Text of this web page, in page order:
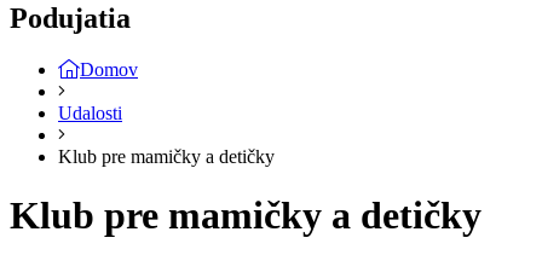
Podujatia
Domov
Udalosti
Klub pre mamičky a detičky
Klub pre mamičky a detičky